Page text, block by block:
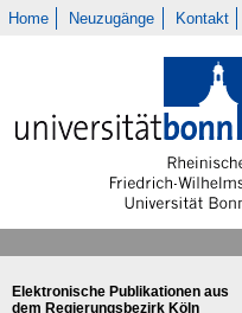
Home Neuzugänge Kontakt
Elektronische Publikationen aus
dem Regierungsbezirk Köln